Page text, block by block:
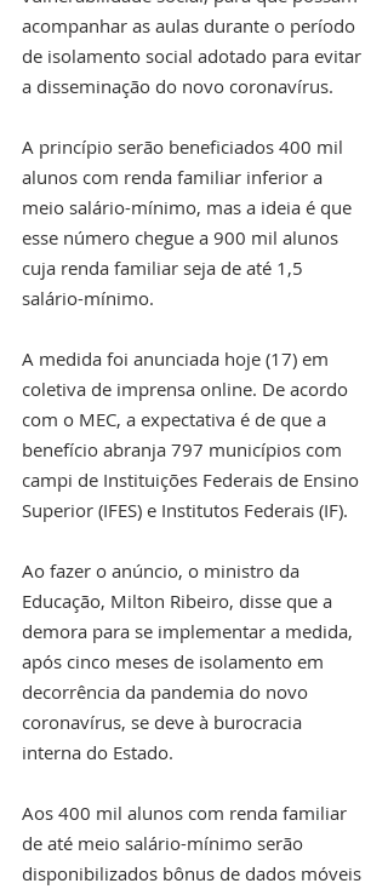
acompanhar as aulas durante o período
de isolamento social adotado para evitar
a disseminação do novo coronavírus.
A princípio serão beneficiados 400 mil
alunos com renda familiar inferior a
meio salário-mínimo, mas a ideia é que
esse número chegue a 900 mil alunos
cuja renda familiar seja de até 1,5
salário-mínimo.
A medida foi anunciada hoje (17) em
coletiva de imprensa online. De acordo
com o MEC, a expectativa é de que a
benefício abranja 797 municípios com
campi de Instituições Federais de Ensino
Superior (IFES) e Institutos Federais (IF).
Ao fazer o anúncio, o ministro da
Educação, Milton Ribeiro, disse que a
demora para se implementar a medida,
após cinco meses de isolamento em
decorrência da pandemia do novo
coronavírus, se deve à burocracia
interna do Estado.
Aos 400 mil alunos com renda familiar
de até meio salário-mínimo serão
disponibilizados bônus de dados móveis